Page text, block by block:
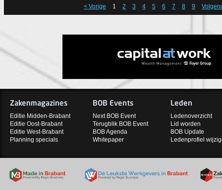
< Vorige 1 2 3 4 5 6 7 8 9
Zakenmagazines
Editie Midden-Brabant
Editie Oost-Brabant
Editie West-Brabant
Planning specials
BOB Events
Next BOB Event
Terugblik BOB Event
BOB Agenda
Whitepaper
Leden
Ledenoverzicht
Lid worden
BOB Update
Ledenprofiel